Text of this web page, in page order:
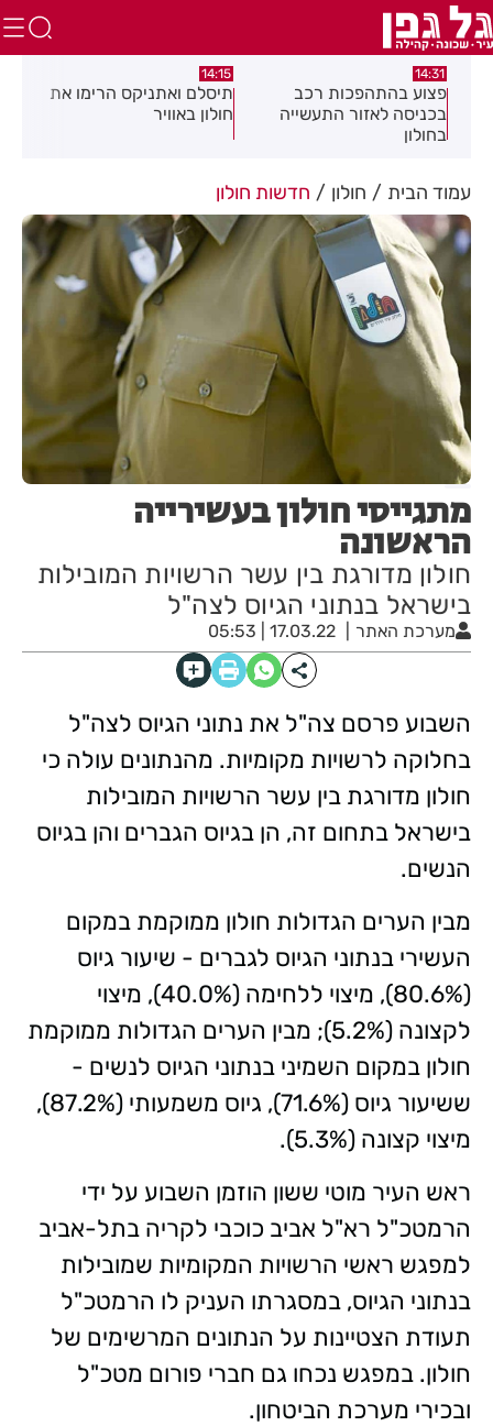
בהתהפכות רכב
לאזור התעשייה
תיסלם ואתניקס הרימו את
חולון באוויר
פצוע
עמוד הבית חולון חדשות חולון
מתגייסי חולון בעשירייה
הראשונה
חולון מדורגת בין עשר הרשויות המובילות
בישראל בנתוני הגיוס לצה"ל
מערכת האתר 17.03.22 | 05:53
השבוע פרסם צה"ל את נתוני הגיוס לצה"ל
בחלוקה לרשויות מקומיות. מהנתונים עולה כי
חולון מדורגת בין עשר הרשויות המובילות
בישראל בתחום זה, הן בגיוס הגברים והן בגיוס
הנשים.
מבין הערים הגדולות חולון ממוקמת במקום
העשירי בנתוני הגיוס לגברים - שיעור גיוס
(80.6%), מיצוי ללחימה (40.0%), מיצוי
לקצונה (5.2%); מבין הערים הגדולות ממוקמת
חולון במקום השמיני בנתוני הגיוס לנשים -
ששיעור גיוס (71.6%), גיוס משמעותי (87.2%),
מיצוי קצונה (5.3%).
ראש העיר מוטי ששון הוזמן השבוע על ידי
הרמטכ"ל רא"ל אביב כוכבי לקריה בתל-אביב
למפגש ראשי הרשויות המקומיות שמובילות
בנתוני הגיוס, במסגרתו העניק לו הרמטכ"ל
תעודת הצטיינות על הנתונים המרשימים של
חולון. במפגש נכחו גם חברי פורום מטכ"ל
ובכירי מערכת הביטחון.